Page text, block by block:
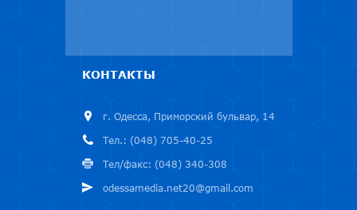
КОНТАКТЫ
г. Одесса, Приморский бульвар, 14
Тел.: (048) 705-40-25
Тел/факс: (048) 340-308
odessamedia.net20@gmail.com